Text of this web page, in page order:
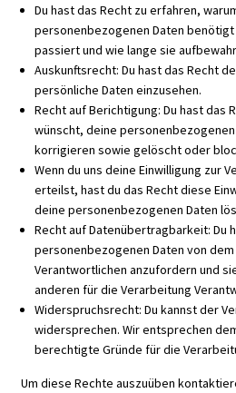
Du hast das Recht zu erfahren,
personenbezogenen Daten
passiert und wie lange sie
Auskunftsrecht: Du hast das Recht
persönliche Daten einzusehen.
Recht auf Berichtigung: Du hast das
wünscht, deine
korrigieren sowie gelöscht oder
Wenn du uns deine Einwilligung zur
erteilst, hast du das Recht diese
deine personenbezogenen Daten
Recht auf Datenübertragbarkeit: Du
personenbezogenen Daten von
Verantwortlichen anzufordern und
anderen für die Verarbeitung
Widerspruchsrecht: Du kannst der
widersprechen. Wir entsprechen
berechtigte Gründe für die
Um diese Rechte auszuüben